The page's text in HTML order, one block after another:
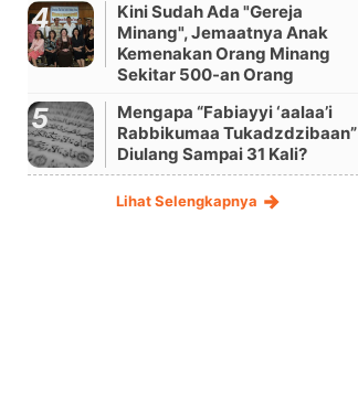
Kini Sudah Ada "Gereja
Minang", Jemaatnya Anak
Kemenakan Orang Minang
Sekitar 500-an Orang
Mengapa “Fabiayyi ‘aalaa’i
Rabbikumaa Tukadzdzibaan”
Diulang Sampai 31 Kali?
Lihat Selengkapnya